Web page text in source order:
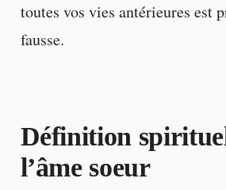
toutes vos vies antérieures est
fausse.
Définition
l’âme soeur